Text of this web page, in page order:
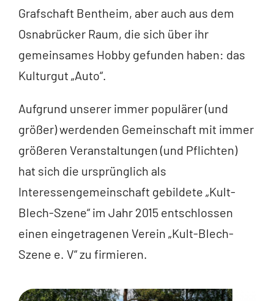
Grafschaft Bentheim, aber auch aus dem
Osnabrücker Raum, die sich über ihr
gemeinsames Hobby gefunden haben: das
Kulturgut „Auto“.
Aufgrund unserer immer populärer (und
größer) werdenden Gemeinschaft mit immer
größeren Veranstaltungen (und Pflichten)
hat sich die ursprünglich als
Interessengemeinschaft gebildete „Kult-
Blech-Szene“ im Jahr 2015 entschlossen
einen eingetragenen Verein „Kult-Blech-
Szene e. V“ zu firmieren.